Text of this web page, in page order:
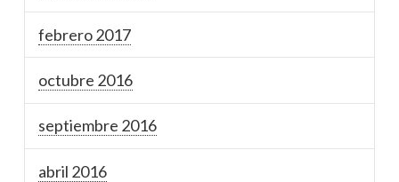
febrero 2017
octubre 2016
septiembre 2016
abril 2016